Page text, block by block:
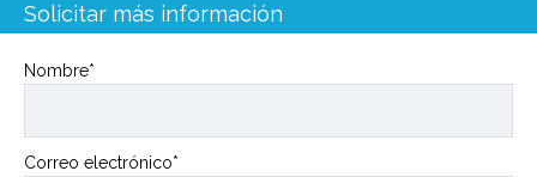
Solicitar más información
Nombre*
Correo electrónico*